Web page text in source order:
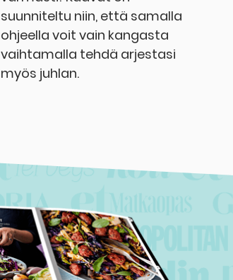
suunniteltu niin, että samalla
ohjeella voit vain kangasta
vaihtamalla tehdä arjestasi
myös juhlan.